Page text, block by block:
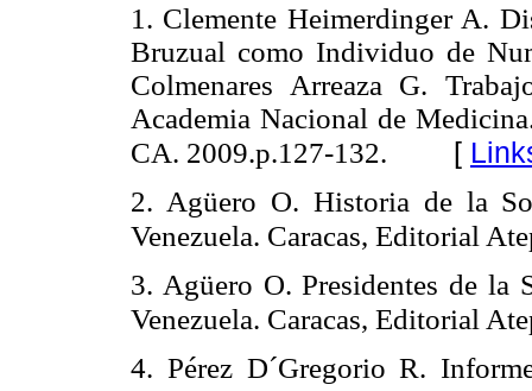
1. Clemente Heimerdinger A.
Bruzual como Individuo de
Colmenares Arreaza G.
Academia Nacional de
CA. 2009.p.127-132. [
2. Agüero O. Historia de la
Venezuela. Caracas, Editorial
3. Agüero O. Presidentes de la
Venezuela. Caracas, Editorial
4. Pérez D´Gregorio R.